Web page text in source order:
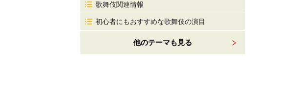
歌舞伎関連情報
初心者にもおすすめな歌舞伎の演目
他のテーマも見る